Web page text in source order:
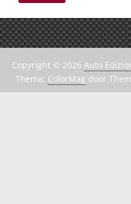
Copyright © 2026 Auto
Thema: ColorMag door